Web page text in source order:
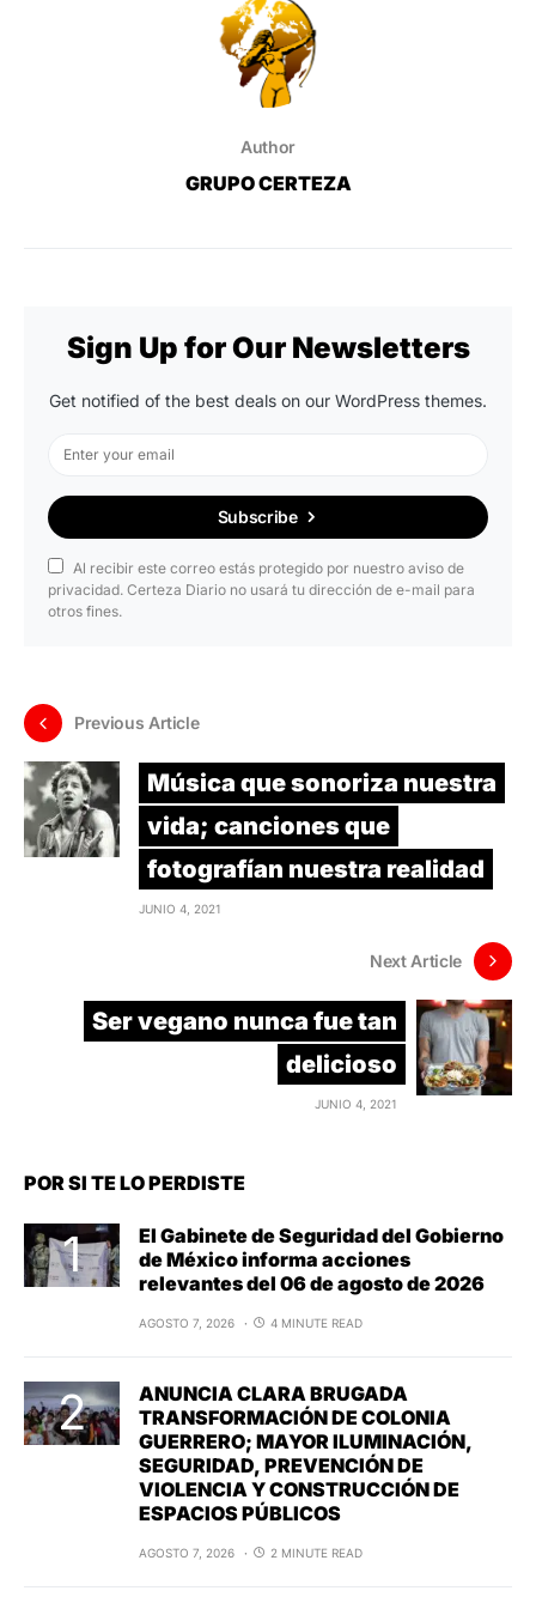
Author
GRUPO CERTEZA
Sign Up for Our Newsletters
Get notified of the best deals on our WordPress themes.
Subscribe
Al recibir este correo estás protegido por nuestro aviso de
privacidad. Certeza Diario no usará tu dirección de e-mail para
otros fines.
Previous Article
Música que sonoriza nuestra
vida; canciones que
fotografían nuestra realidad
JUNIO 4, 2021
Next Article
Ser vegano nunca fue tan
delicioso
JUNIO 4, 2021
POR SI TE LO PERDISTE
El Gabinete de Seguridad del Gobierno
de México informa acciones
relevantes del 06 de agosto de 2026
AGOSTO 7, 2026 4 MINUTE READ
ANUNCIA CLARA BRUGADA
TRANSFORMACIÓN DE COLONIA
GUERRERO; MAYOR ILUMINACIÓN,
SEGURIDAD, PREVENCIÓN DE
VIOLENCIA Y CONSTRUCCIÓN DE
ESPACIOS PÚBLICOS
AGOSTO 7, 2026 2 MINUTE READ